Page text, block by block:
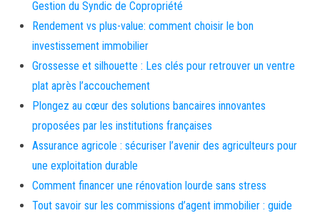
Gestion du Syndic de Copropriété
Rendement vs plus-value: comment choisir le bon
investissement immobilier
Grossesse et silhouette : Les clés pour retrouver un ventre
plat après l’accouchement
Plongez au cœur des solutions bancaires innovantes
proposées par les institutions françaises
Assurance agricole : sécuriser l’avenir des agriculteurs pour
une exploitation durable
Comment financer une rénovation lourde sans stress
Tout savoir sur les commissions d’agent immobilier : guide